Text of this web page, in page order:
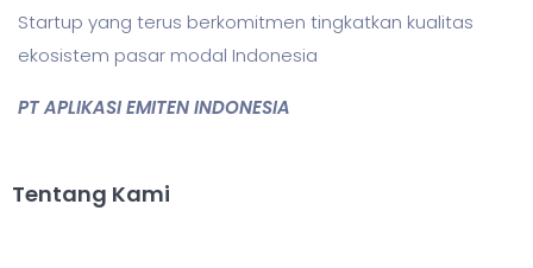
Startup yang terus berkomitmen tingkatkan kualitas
ekosistem pasar modal Indonesia
PT APLIKASI EMITEN INDONESIA
Tentang Kami